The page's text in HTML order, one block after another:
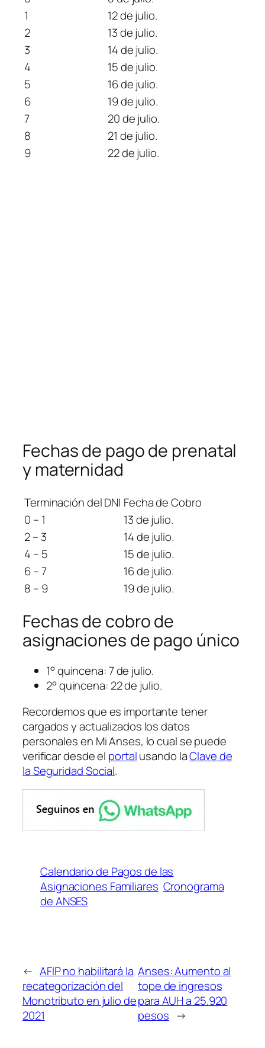
1
12 de julio.
2
13 de julio.
3
14 de julio.
4
15 de julio.
5
16 de julio.
6
19 de julio.
7
20 de julio.
8
21 de julio.
9
22 de julio.
Fechas de pago de prenatal
y maternidad
Terminación del DNI Fecha de Cobro
0 – 1
13 de julio.
2 – 3
14 de julio.
4 – 5
15 de julio.
6 – 7
16 de julio.
8 – 9
19 de julio.
Fechas de cobro de
asignaciones de pago único
1° quincena: 7 de julio.
2° quincena: 22 de julio.
Recordemos que es importante tener
cargados y actualizados los datos
personales en Mi Anses, lo cual se puede
verificar desde el portalusando laClave de
la Seguridad Social.
Calendario de Pagos de las
Asignaciones Familiares Cronograma
de ANSES
← AFIP no habilitará la
recategorización del
Monotributo en julio de
2021
Anses: Aumento al
tope de ingresos
para AUH a 25.920
pesos →